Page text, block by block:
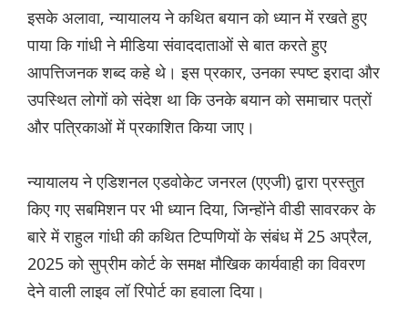
इसके अलावा, न्यायालय ने कथित बयान को ध्यान में रखते हुए
पाया कि गांधी ने मीडिया संवाददाताओं से बात करते हुए
आपत्तिजनक शब्द कहे थे। इस प्रकार, उनका स्पष्ट इरादा और
उपस्थित लोगों को संदेश था कि उनके बयान को समाचार पत्रों
और पत्रिकाओं में प्रकाशित किया जाए।
न्यायालय ने एडिशनल एडवोकेट जनरल (एएजी) द्वारा प्रस्तुत
किए गए सबमिशन पर भी ध्यान दिया, जिन्होंने वीडी सावरकर के
बारे में राहुल गांधी की कथित टिप्पणियों के संबंध में 25 अप्रैल,
2025 को सुप्रीम कोर्ट के समक्ष मौखिक कार्यवाही का विवरण
देने वाली लाइव लॉ रिपोर्ट का हवाला दिया।